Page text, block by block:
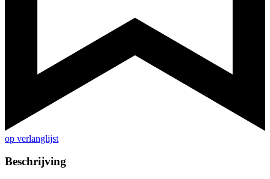
op verlanglijst
Beschrijving